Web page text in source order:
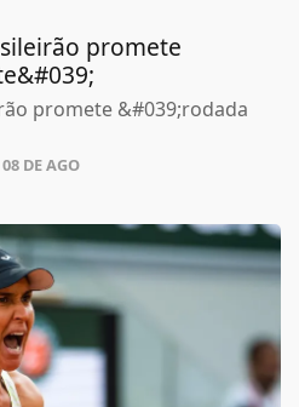
promete
promete &#039;rodada
DE AGO